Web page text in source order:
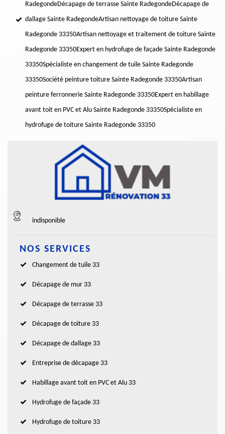
RadegondeDécapage de terrasse Sainte RadegondeDécapage de
dallage Sainte RadegondeArtisan nettoyage de toiture Sainte
Radegonde 33350Artisan nettoyage et traitement de toiture Sainte
Radegonde 33350Expert en hydrofuge de façade Sainte Radegonde
33350Spécialiste en changement de tuile Sainte Radegonde
33350Société peinture toiture Sainte Radegonde 33350Artisan
peinture ferronnerie Sainte Radegonde 33350Expert en habillage
avant toit en PVC et Alu Sainte Radegonde 33350Spécialiste en
hydrofuge de toiture Sainte Radegonde 33350
indisponible
NOS SERVICES
Changement de tuile 33
Décapage de mur 33
Décapage de terrasse 33
Décapage de toiture 33
Décapage de dallage 33
Entreprise de décapage 33
Habillage avant toit en PVC et Alu 33
Hydrofuge de façade 33
Hydrofuge de toiture 33